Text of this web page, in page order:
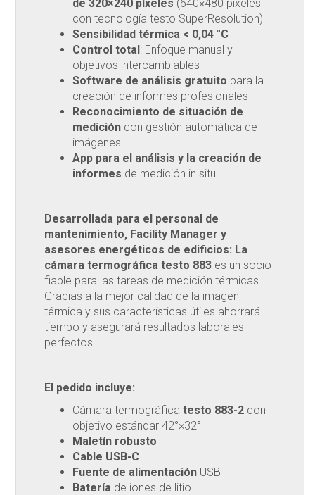
de 320×240 píxeles (640×480 píxeles
con tecnología testo SuperResolution)
Sensibilidad térmica < 0,04 °C
Control total: Enfoque manual y
objetivos intercambiables
Software de análisis gratuito para la
creación de informes profesionales
Reconocimiento de situación de
medición con gestión automática de
imágenes
App para el análisis y la creación de
informes de medición in situ
Desarrollada para el personal de
mantenimiento, Facility Manager y
asesores energéticos de edificios: La
cámara termográfica testo 883 es un socio
fiable para las tareas de medición térmicas.
Gracias a la mejor calidad de la imagen
térmica y sus características útiles ahorrará
tiempo y asegurará resultados laborales
perfectos.
El pedido incluye:
Cámara termográficatesto 883-2 con
objetivo estándar 42°×32°
Maletín robusto
Cable USB-C
Fuente de alimentación USB
Batería de iones de litio